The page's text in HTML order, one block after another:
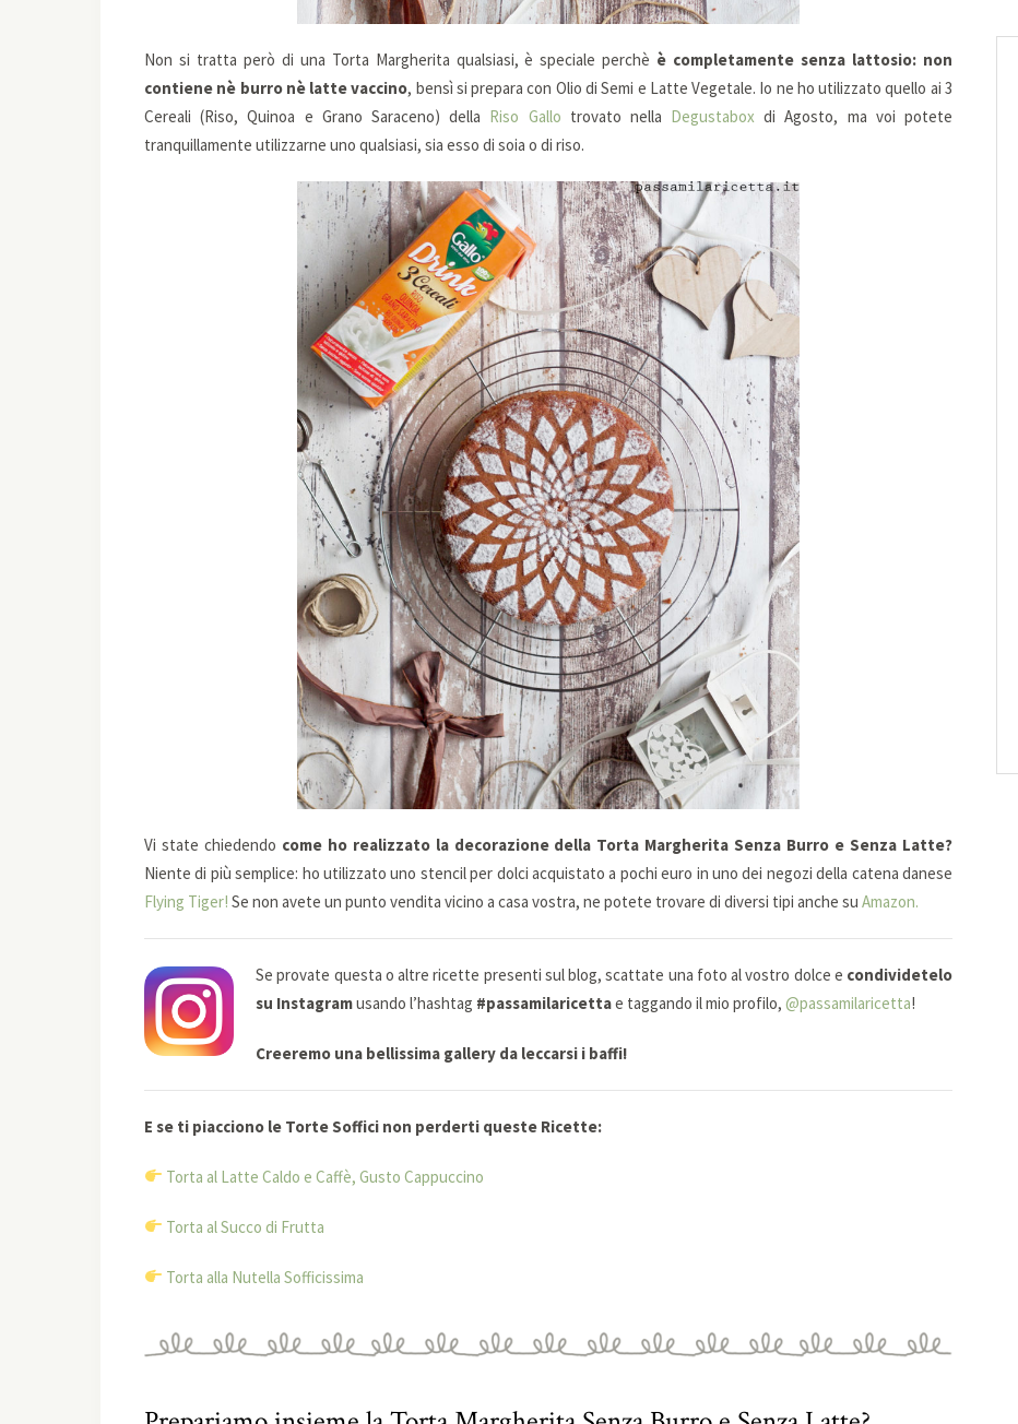
Non si tratta però di una Torta Margherita qualsiasi, è speciale perchè è completamente senza lattosio: non
contiene nè burro nè latte vaccino, bensì si prepara con Olio di Semi e Latte Vegetale. Io ne ho utilizzato quello ai 3
Cereali (Riso, Quinoa e Grano Saraceno) della Riso Gallo trovato nella Degustaboxdi Agosto, ma voi potete
tranquillamente utilizzarne uno qualsiasi, sia esso di soia o di riso.
Vi state chiedendo come ho realizzato la decorazione della Torta Margherita Senza Burro e Senza Latte?
Niente di più semplice: ho utilizzato uno stencil per dolci acquistato a pochi euro in uno dei negozi della catena danese
Flying Tiger! Se non avete un punto vendita vicino a casa vostra, ne potete trovare di diversi tipi anche su Amazon.
Se provate questa o altre ricette presenti sul blog, scattate una foto al vostro dolce e condividetelo
su Instagramusando l’hashtag #passamilaricettae taggando il mio profilo, @passamilaricetta!
Creeremo una bellissima gallery da leccarsi i baffi!
E se ti piacciono le Torte Soffici non perderti queste Ricette:
Torta al Latte Caldo e Caffè, Gusto Cappuccino
Torta al Succo di Frutta
Torta alla Nutella Sofficissima